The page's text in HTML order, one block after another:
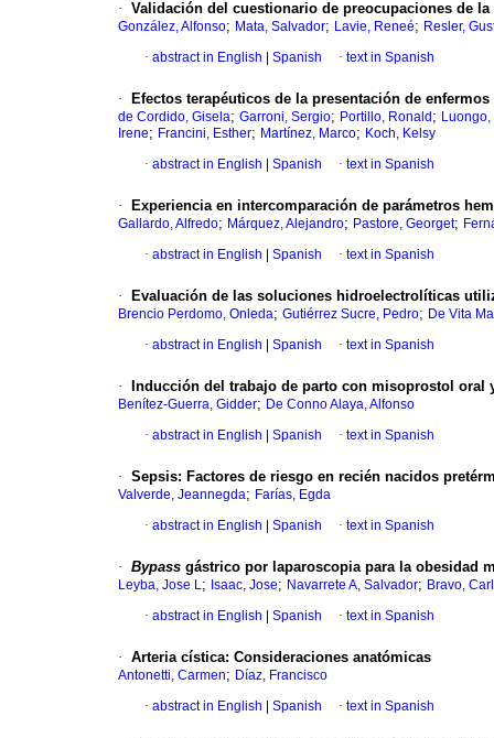
· Validación del cuestionario de preocupaciones de
González, Alfonso; Mata, Salvador; Lavie, Reneé; Resler,
· abstract in English Spanish · text in Spanish
· Efectos terapéuticos de la presentación de enfermos
de Cordido, Gisela; Garroni, Sergio; Portillo, Ronald ;
Irene; Francini, Esther; Martínez, Marco; Koch, Kelsy
· abstract in English Spanish · text in Spanish
· Experiencia en intercomparación de parámetros
Gallardo, Alfredo; Márquez, Alejandro; Pastore, Georget;
· abstract in English Spanish · text in Spanish
· Evaluación de las soluciones hidroelectrolíticas
Brencio Perdomo, Onleda; Gutiérrez Sucre, Pedro; De Vita
· abstract in English Spanish · text in Spanish
· Inducción del trabajo de parto con misoprostol oral
Benítez-Guerra, Gidder; De Conno Alaya, Alfonso
· abstract in English Spanish · text in Spanish
· Sepsis: Factores de riesgo en recién nacidos
Valverde, Jeannegda; Farías, Egda
· abstract in English Spanish · text in Spanish
· Bypass gástrico por laparoscopia para la obesidad
Leyba, Jose L; Isaac, Jose; Navarrete A, Salvador; Bravo,
· abstract in English Spanish · text in Spanish
· Arteria cística: Consideraciones anatómicas
Antonetti, Carmen; Díaz, Francisco
· abstract in English Spanish · text in Spanish